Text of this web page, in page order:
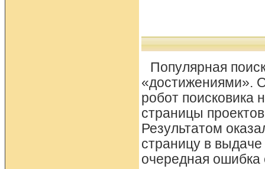
Популярная
«достижениями».
робот поисковика
страницы
Результатом
страницу в
очередная ошибка